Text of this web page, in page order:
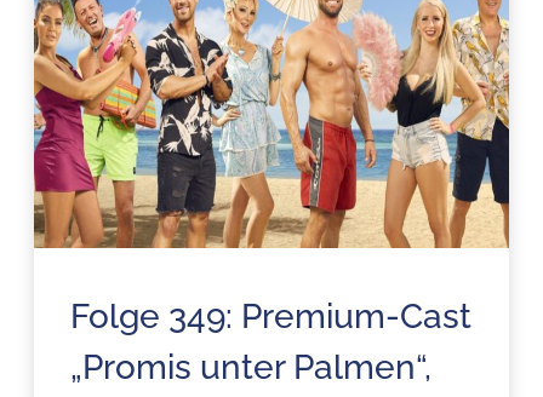
Folge 349: Premium-Cast
„Promis unter Palmen“,